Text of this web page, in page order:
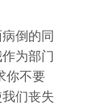
倒的同
为部门
你不要
们丧失